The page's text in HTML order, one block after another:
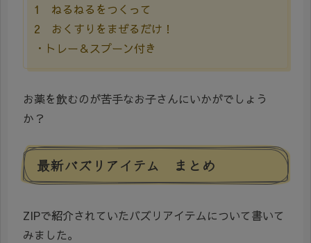
1 ねるねるをつくって
2 おくすりをまぜるだけ！
・トレー＆スプーン付き
お薬を飲むのが苦手なお子さんにいかがでしょう
か？
最新バズリアイテム まとめ
ZIPで紹介されていたバズリアイテムについて書いて
みました。